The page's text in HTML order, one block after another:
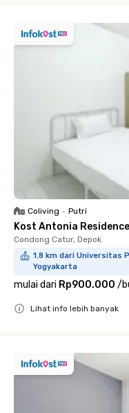
Coliving • Putri
Kost Antonia
Condong Catur, Depok
1.8 km dari Universitas
Yogyakarta
mulai dari Rp900.000 /
Lihat info lebih banyak